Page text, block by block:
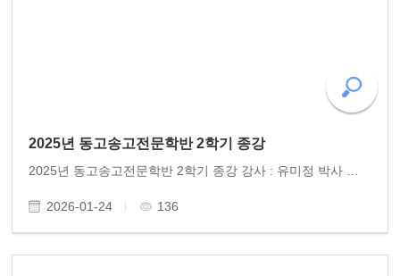
2025년 동고송고전문학반 2학기 종강
2026-01-24 136